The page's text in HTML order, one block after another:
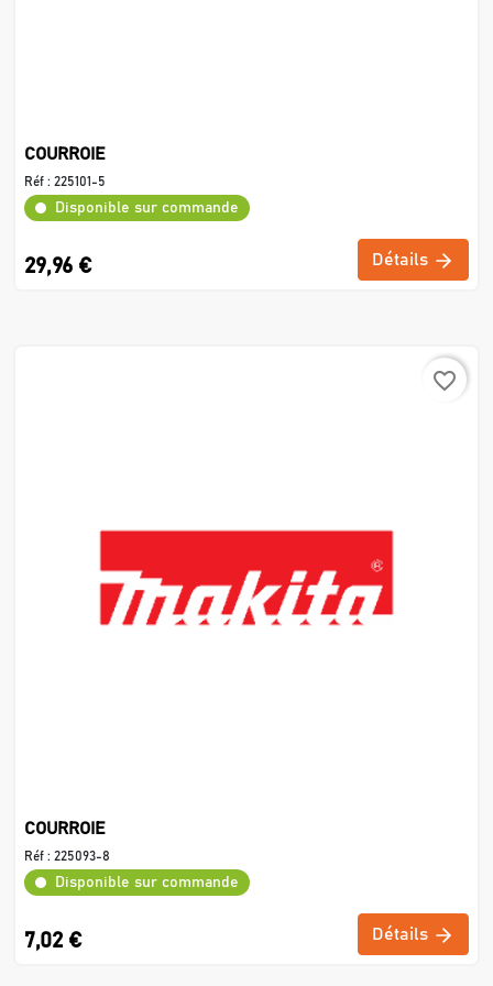
COURROIE
Réf : 225101-5
Disponible sur commande
29,96 € Détails
favorite_border
COURROIE
Réf : 225093-8
Disponible sur commande
7,02 € Détails